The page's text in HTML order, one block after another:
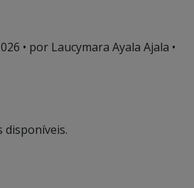
• por Laucymara Ayala Ajala •
disponíveis.